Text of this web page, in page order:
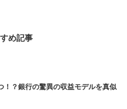
め記事
！？銀行の驚異の収益モデルを真似